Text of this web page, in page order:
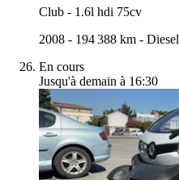
Club - 1.6l hdi 75cv
2008 - 194 388 km - Diesel
En cours
Jusqu'à demain à 16:30